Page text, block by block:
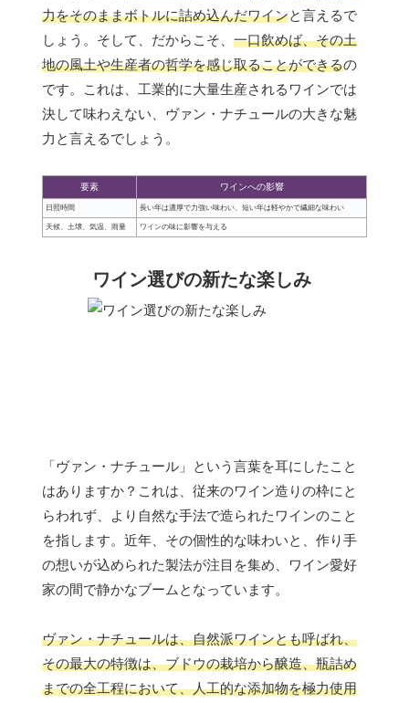
力をそのままボトルに詰め込んだワインと言えるで
しょう。そして、だからこそ、 一口飲めば、その土
地の風土や生産者の哲学を感じ取ることができるの
です。これは、工業的に大量生産されるワインでは
決して味わえない、ヴァン・ナチュールの大きな魅
力と言えるでしょう。
要素 ワインへの影響
日照時間 長い年は濃厚で力強い味わい、短い年は軽やかで繊細な味わい
天候、土壌、気温、雨量 ワインの味に影響を与える
ワイン選びの新たな楽しみ
「ヴァン・ナチュール」という言葉を耳にしたこと
はありますか？これは、従来のワイン造りの枠にと
らわれず、より自然な手法で造られたワインのこと
を指します。近年、その個性的な味わいと、作り手
の想いが込められた製法が注目を集め、ワイン愛好
家の間で静かなブームとなっています。
ヴァン・ナチュールは、自然派ワインとも呼ばれ、
その最大の特徴は、ブドウの栽培から醸造、瓶詰め
までの全工程において、人工的な添加物を極力使用